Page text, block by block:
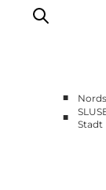
Events
■
■
Stadt